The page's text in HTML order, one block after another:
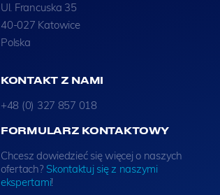
Ul. Francuska 35
40-027 Katowice
Polska
KONTAKT Z NAMI
+48 (0) 327 857 018
FORMULARZ KONTAKTOWY
Chcesz dowiedzieć się więcej o naszych
ofertach? Skontaktuj się z naszymi
ekspertami!